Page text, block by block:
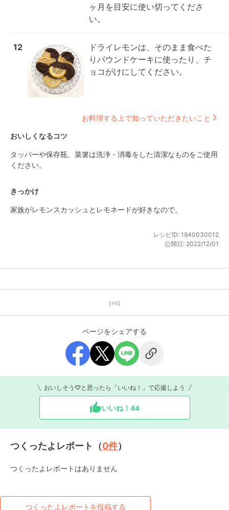
ヶ月を目安に使い切ってくださ
い。
12
ドライレモンは、そのまま食べた
りパウンドケーキに使ったり、チ
ョコがけにしてください。
お料理する上で知っていただきたいこと
おいしくなるコツ
タッパーや保存瓶、菜箸は洗浄・消毒をした清潔なものをご使用
ください。
きっかけ
家族がレモンスカッシュとレモネードが好きなので。
レシピID: 1940030012
公開日: 2022/12/01
【PR】
ページをシェアする
おいしそう♡と思ったら「いいね！」で応援しよう
いいね！ 44
つくったよレポート（0件）
つくったよレポートはありません
つくったよレポートを投稿する